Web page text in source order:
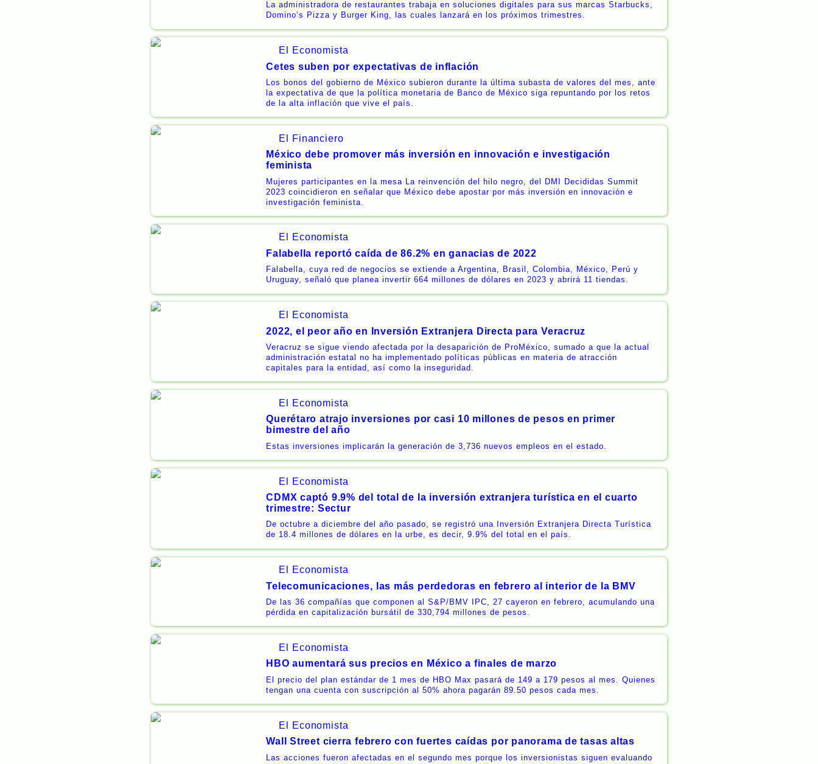
La administradora de restaurantes trabaja en soluciones digitales para sus marcas Starbucks,
Domino‘s Pizza y Burger King, las cuales lanzará en los próximos trimestres.
El Economista
Cetes suben por expectativas de inflación
Los bonos del gobierno de México subieron durante la última subasta de valores del mes, ante
la expectativa de que la política monetaria de Banco de México siga repuntando por los retos
de la alta inflación que vive el país.
El Financiero
México debe promover más inversión en innovación e investigación
feminista
Mujeres participantes en la mesa La reinvención del hilo negro, del DMI Decididas Summit
2023 coincidieron en señalar que México debe apostar por más inversión en innovación e
investigación feminista.
El Economista
Falabella reportó caída de 86.2% en ganacias de 2022
Falabella, cuya red de negocios se extiende a Argentina, Brasil, Colombia, México, Perú y
Uruguay, señaló que planea invertir 664 millones de dólares en 2023 y abrirá 11 tiendas.
El Economista
2022, el peor año en Inversión Extranjera Directa para Veracruz
Veracruz se sigue viendo afectada por la desaparición de ProMéxico, sumado a que la actual
administración estatal no ha implementado políticas públicas en materia de atracción
capitales para la entidad, así como la inseguridad.
El Economista
Querétaro atrajo inversiones por casi 10 millones de pesos en primer
bimestre del año
Estas inversiones implicarán la generación de 3,736 nuevos empleos en el estado.
El Economista
CDMX captó 9.9% del total de la inversión extranjera turística en el cuarto
trimestre: Sectur
De octubre a diciembre del año pasado, se registró una Inversión Extranjera Directa Turística
de 18.4 millones de dólares en la urbe, es decir, 9.9% del total en el país.
El Economista
Telecomunicaciones, las más perdedoras en febrero al interior de la BMV
De las 36 compañías que componen al S&P/BMV IPC, 27 cayeron en febrero, acumulando una
pérdida en capitalización bursátil de 330,794 millones de pesos.
El Economista
HBO aumentará sus precios en México a finales de marzo
El precio del plan estándar de 1 mes de HBO Max pasará de 149 a 179 pesos al mes. Quienes
tengan una cuenta con suscripción al 50% ahora pagarán 89.50 pesos cada mes.
El Economista
Wall Street cierra febrero con fuertes caídas por panorama de tasas altas
Las acciones fueron afectadas en el segundo mes porque los inversionistas siguen evaluando